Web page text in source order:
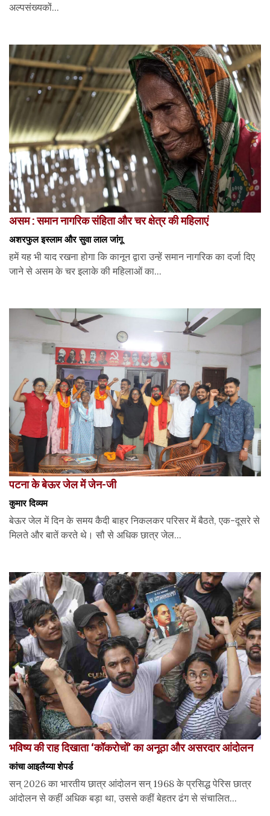
अल्पसंख्यकों...
असम : समान नागरिक संहिता और चर क्षेत्र की महिलाएं
अशरफुल इस्लाम और सुवा लाल जांगू
हमें यह भी याद रखना होगा कि कानून द्वारा उन्हें समान नागरिक का दर्जा दिए
जाने से असम के चर इलाके की महिलाओं का...
पटना के बेऊर जेल में जेन-जी
कुमार दिव्यम
बेऊर जेल में दिन के समय कैदी बाहर निकलकर परिसर में बैठते, एक-दूसरे से
मिलते और बातें करते थे। सौ से अधिक छात्र जेल...
भविष्य की राह दिखाता ‘कॉकरोचों’ का अनूठा और असरदार आंदोलन
कांचा आइलैय्या शेपर्ड
सन् 2026 का भारतीय छात्र आंदोलन सन् 1968 के प्रसिद्ध पेरिस छात्र
आंदोलन से कहीं अधिक बड़ा था, उससे कहीं बेहतर ढंग से संचालित...